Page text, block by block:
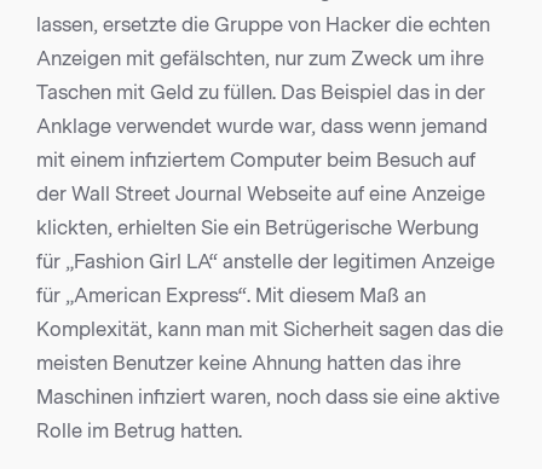
lassen, ersetzte die Gruppe von Hacker die echten
Anzeigen mit gefälschten, nur zum Zweck um ihre
Taschen mit Geld zu füllen. Das Beispiel das in der
Anklage verwendet wurde war, dass wenn jemand
mit einem infiziertem Computer beim Besuch auf
der Wall Street Journal Webseite auf eine Anzeige
klickten, erhielten Sie ein Betrügerische Werbung
für „Fashion Girl LA“ anstelle der legitimen Anzeige
für „American Express“. Mit diesem Maß an
Komplexität, kann man mit Sicherheit sagen das die
meisten Benutzer keine Ahnung hatten das ihre
Maschinen infiziert waren, noch dass sie eine aktive
Rolle im Betrug hatten.